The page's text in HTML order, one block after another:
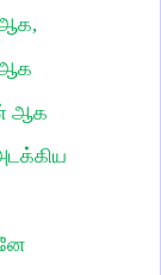
ஆக
ஆக